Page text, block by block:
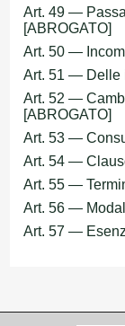
Art. 49 —
[ABROGATO]
Art. 50 —
Art. 51 — Delle
Art. 52 —
[ABROGATO]
Art. 53 —
Art. 54 —
Art. 55 —
Art. 56 —
Art. 57 —